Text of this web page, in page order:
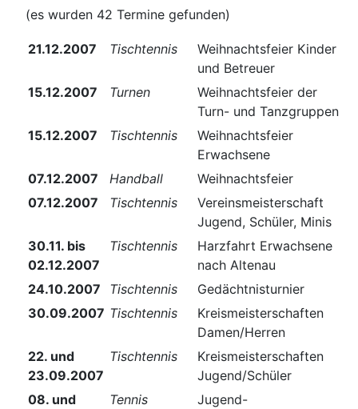
(es wurden 42 Termine gefunden)
21.12.2007 Tischtennis
Weihnachtsfeier Kinder
und Betreuer
15.12.2007
Turnen
Weihnachtsfeier der
Turn- und Tanzgruppen
15.12.2007
Tischtennis
Weihnachtsfeier
Erwachsene
07.12.2007
Handball
Weihnachtsfeier
07.12.2007
Tischtennis
Vereinsmeisterschaft
Jugend, Schüler, Minis
30.11. bis
02.12.2007
Tischtennis
Harzfahrt Erwachsene
nach Altenau
24.10.2007
Tischtennis
Gedächtnisturnier
30.09.2007 Tischtennis
Kreismeisterschaften
Damen/Herren
22. und
23.09.2007
Tischtennis
Kreismeisterschaften
Jugend/Schüler
08. und
Tennis
Jugend-